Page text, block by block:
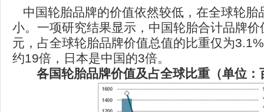
中国轮胎品牌的价值依然较低，在全球轮胎
小。一项研究结果显示，中国轮胎合计品牌
元，占全球轮胎品牌价值总值的比重仅为
约19倍，日本是中国的3倍。
各国轮胎品牌价值及占全球比重（单位：